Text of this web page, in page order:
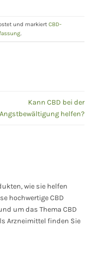
und markiert CBD-
.
Kann CBD bei der
Angstbewältigung helfen?
wie sie helfen
hochwertige CBD
um das Thema CBD
Arzneimittel finden Sie